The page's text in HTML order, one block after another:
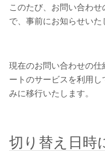
このたび、お問い合わ
で、事前にお知らせいた
現在のお問い合わせの仕
ートのサービスを利用
みに移行いたします。
切り替え日時